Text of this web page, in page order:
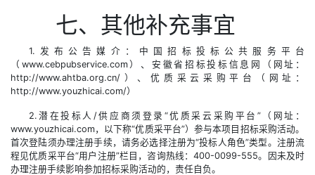
七、其他补充事宜
1.发布公告媒介：中国招标投标公共服务平台
（www.cebpubservice.com）、安徽省招标投标信息网（网址：
http://www.ahtba.org.cn/）、优质采云采购平台（网址：
http://www.youzhicai.com/）
2.潜在投标人/供应商须登录“优质采云采购平台”（网址：
www.youzhicai.com，以下称“优质采平台”）参与本项目招标采购活动。
首次登陆须办理注册手续，请务必选择注册为“投标人角色”类型。注册流
程见优质采平台“用户注册”栏目，咨询热线：400-0099-555。因未及时
办理注册手续影响参加招标采购活动的，责任自负。